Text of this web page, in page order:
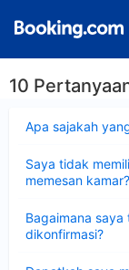
10
Apa sajakah
Saya tidak
memesan kamar?
Bagaimana
dikonfirmasi?